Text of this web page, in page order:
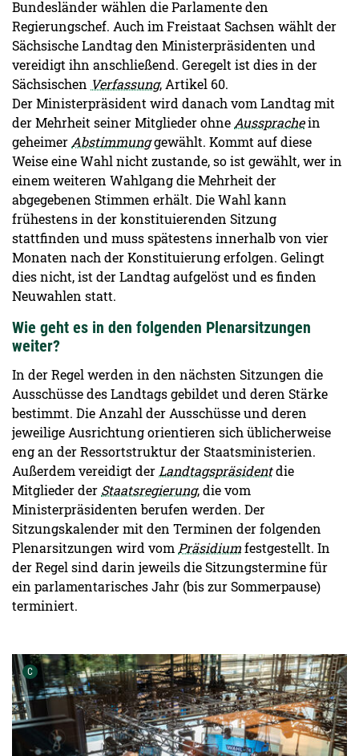
Bundesländer wählen die Parlamente den
Regierungschef. Auch im Freistaat Sachsen wählt der
Sächsische Landtag den Ministerpräsidenten und
vereidigt ihn anschließend. Geregelt ist dies in der
Sächsischen Verfassung, Artikel 60.
Der Ministerpräsident wird danach vom Landtag mit
der Mehrheit seiner Mitglieder ohne Aussprachein
geheimer Abstimmunggewählt. Kommt auf diese
Weise eine Wahl nicht zustande, so ist gewählt, wer in
einem weiteren Wahlgang die Mehrheit der
abgegebenen Stimmen erhält. Die Wahl kann
frühestens in der konstituierenden Sitzung
stattfinden und muss spätestens innerhalb von vier
Monaten nach der Konstituierung erfolgen. Gelingt
dies nicht, ist der Landtag aufgelöst und es finden
Neuwahlen statt.
Wie geht es in den folgenden Plenarsitzungen
weiter?
In der Regel werden in den nächsten Sitzungen die
Ausschüsse des Landtags gebildet und deren Stärke
bestimmt. Die Anzahl der Ausschüsse und deren
jeweilige Ausrichtung orientieren sich üblicherweise
eng an der Ressortstruktur der Staatsministerien.
Außerdem vereidigt der Landtagspräsidentdie
Mitglieder der Staatsregierung, die vom
Ministerpräsidenten berufen werden. Der
Sitzungskalender mit den Terminen der folgenden
Plenarsitzungen wird vom Präsidiumfestgestellt. In
der Regel sind darin jeweils die Sitzungstermine für
ein parlamentarisches Jahr (bis zur Sommerpause)
terminiert.
C Urheber der Grafik: